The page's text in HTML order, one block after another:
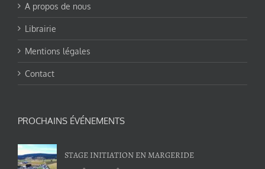
A propos de nous
Librairie
Mentions légales
Contact
PROCHAINS ÉVÉNEMENTS
STAGE INITIATION EN MARGERIDE